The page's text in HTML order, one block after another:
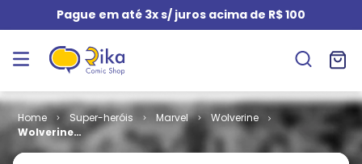
Pague em até 3x s/ juros acima de R$ 100
Super-heróis Marvel
Wolverine
Wolverine
Anual # 5